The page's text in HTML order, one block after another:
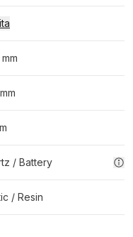
/ Battery
/ Resin